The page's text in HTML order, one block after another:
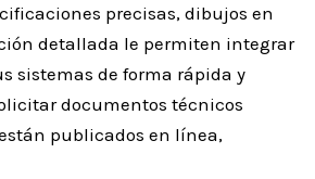
precisas, dibujos en
detallada le permiten integrar
sistemas de forma rápida y
documentos técnicos
publicados en línea,